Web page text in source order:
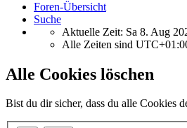
Foren-Übersicht
Suche
Aktuelle Zeit: Sa 8. Aug
Alle Zeiten sind
Alle Cookies löschen
Bist du dir sicher, dass du alle Cookies